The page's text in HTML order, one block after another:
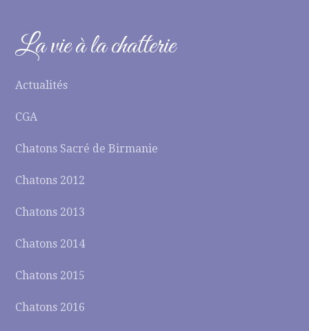
La vie à la chatterie
Actualités
CGA
Chatons Sacré de Birmanie
Chatons 2012
Chatons 2013
Chatons 2014
Chatons 2015
Chatons 2016